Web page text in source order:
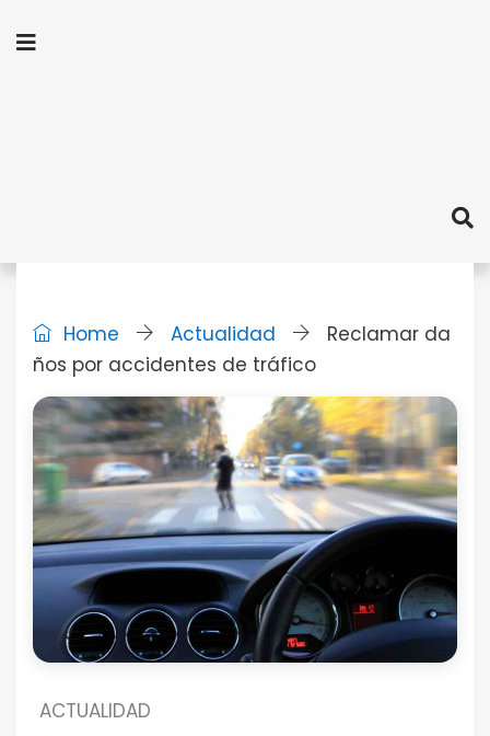
Home Actualidad
Reclamar da
ños por accidentes de tráfico
ACTUALIDAD